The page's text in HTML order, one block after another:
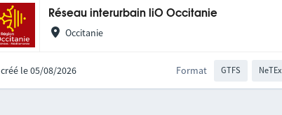
Réseau interurbain liO Occitanie
Occitanie
créé le 05/08/2026 Format GTFS NeTEx